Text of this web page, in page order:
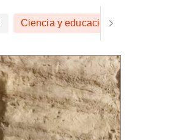
Ciencia y educación